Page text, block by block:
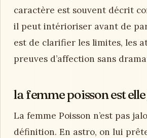
caractère est souvent décrit
il peut intérioriser avant de
est de clarifier les limites, les
preuves d’affection sans
la femme poisson est
La femme Poisson n’est pas
définition. En astro, on lui